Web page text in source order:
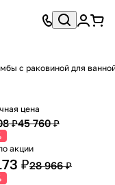
с раковиной для
цена
₽45 760 ₽
акции
₽28 966 ₽